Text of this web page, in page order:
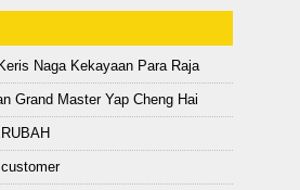
Naga Kekayaan Para Raja
Grand Master Yap Cheng Hai